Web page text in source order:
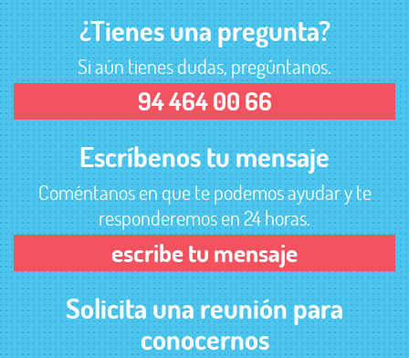
¿Tienes una pregunta?
Si aún tienes dudas, pregúntanos.
94 464 00 66
Escríbenos tu mensaje
Coméntanos en que te podemos ayudar y te
responderemos en 24 horas.
escribe tu mensaje
Solicita una reunión para
conocernos